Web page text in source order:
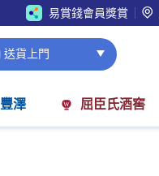
易賞錢會員獎賞
送貨上門
豐澤 屈臣氏酒窖